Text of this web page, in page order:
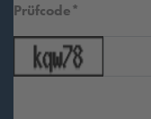
Prüfcode